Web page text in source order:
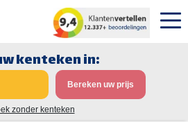
kenteken in:
Bereken uw prijs
zonder kenteken